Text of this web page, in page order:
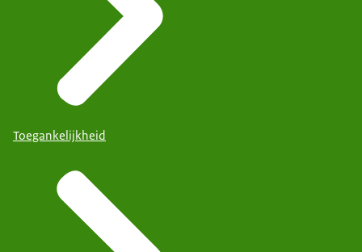
Toegankelijkheid